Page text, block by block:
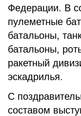
Федерации. В
пулеметные
батальоны,
батальоны,
ракетный
эскадрилья.
С
составом